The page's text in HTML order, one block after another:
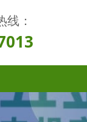
线：